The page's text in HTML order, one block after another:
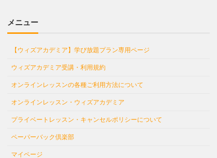
メニュー
【ウィズアカデミア】学び放題プラン専用ページ
ウィズアカデミア受講・利用規約
オンラインレッスンの各種ご利用方法について
オンラインレッスン・ウィズアカデミア
プライベートレッスン・キャンセルポリシーについて
ペーパーバック倶楽部
マイページ